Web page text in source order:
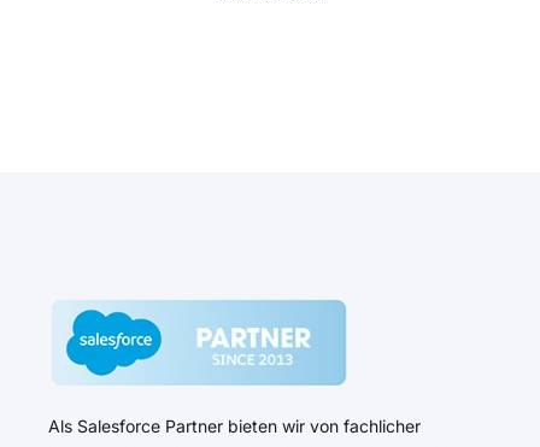
Als Salesforce Partner bieten wir von fachlicher